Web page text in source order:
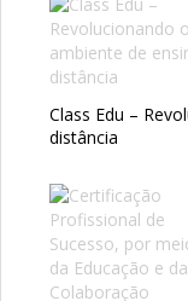
Class Edu –
distância